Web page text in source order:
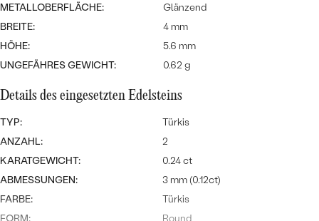
ANSCHAUEN
GOLD
PLATIN
NACH STYL
PERSONALISIERT
MINIMALISTISCH
NACH ANLASS
METALLOBERFLÄCHE:
Glänzend
BREITE:
4 mm
HÖHE:
5.6 mm
UNGEFÄHRES GEWICHT:
0.62 g
Details des eingesetzten Edelsteins
TYP:
Türkis
ANZAHL:
2
KARATGEWICHT:
0.24 ct
ABMESSUNGEN:
3 mm (0.12ct)
FARBE:
Türkis
FORM:
Round